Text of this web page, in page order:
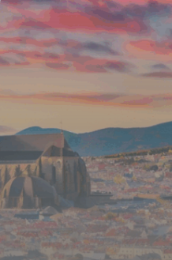
Référencement
16 juin 2026